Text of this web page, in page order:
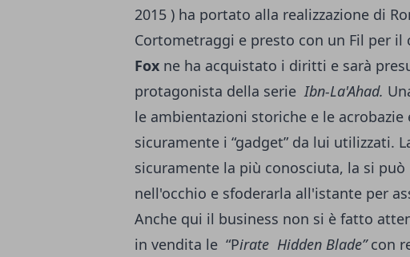
2015 ) ha portato alla realizzazione di
Cortometraggi e presto con un Fil per il
Fox ne ha acquistato i diritti e sarà
protagonista della serieIbn-La'Ahad.
le ambientazioni storiche e le
sicuramente i “gadget” da lui utilizzati.
sicuramente la più conosciuta, la si
nell'occhio e sfoderarla all'istante per
Anche qui il business non si è fatto
in vendita le “Pirate Hidden Blade”con